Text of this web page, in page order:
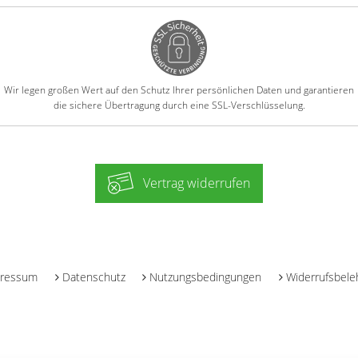
Wir legen großen Wert auf den Schutz Ihrer persönlichen Daten und garantieren
die sichere Übertragung durch eine SSL-Verschlüsselung.
Vertrag widerrufen
Datenschutz Nutzungsbedingungen